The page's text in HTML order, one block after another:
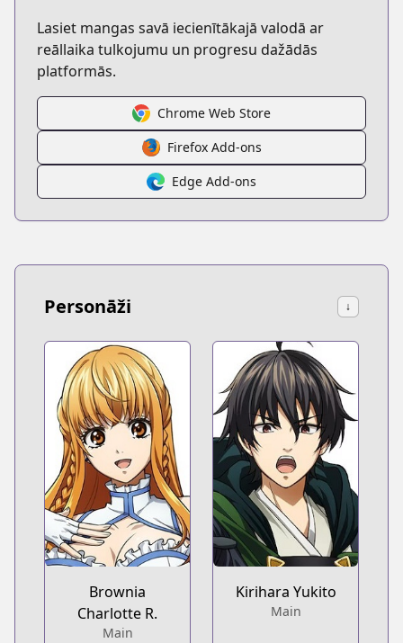
Lasiet mangas savā iecienītākajā valodā ar
reāllaika tulkojumu un progresu dažādās
platformās.
Chrome Web Store
Firefox Add-ons
Edge Add-ons
Personāži ↓
Brownia
Charlotte R.
Main
Kirihara Yukito
Main